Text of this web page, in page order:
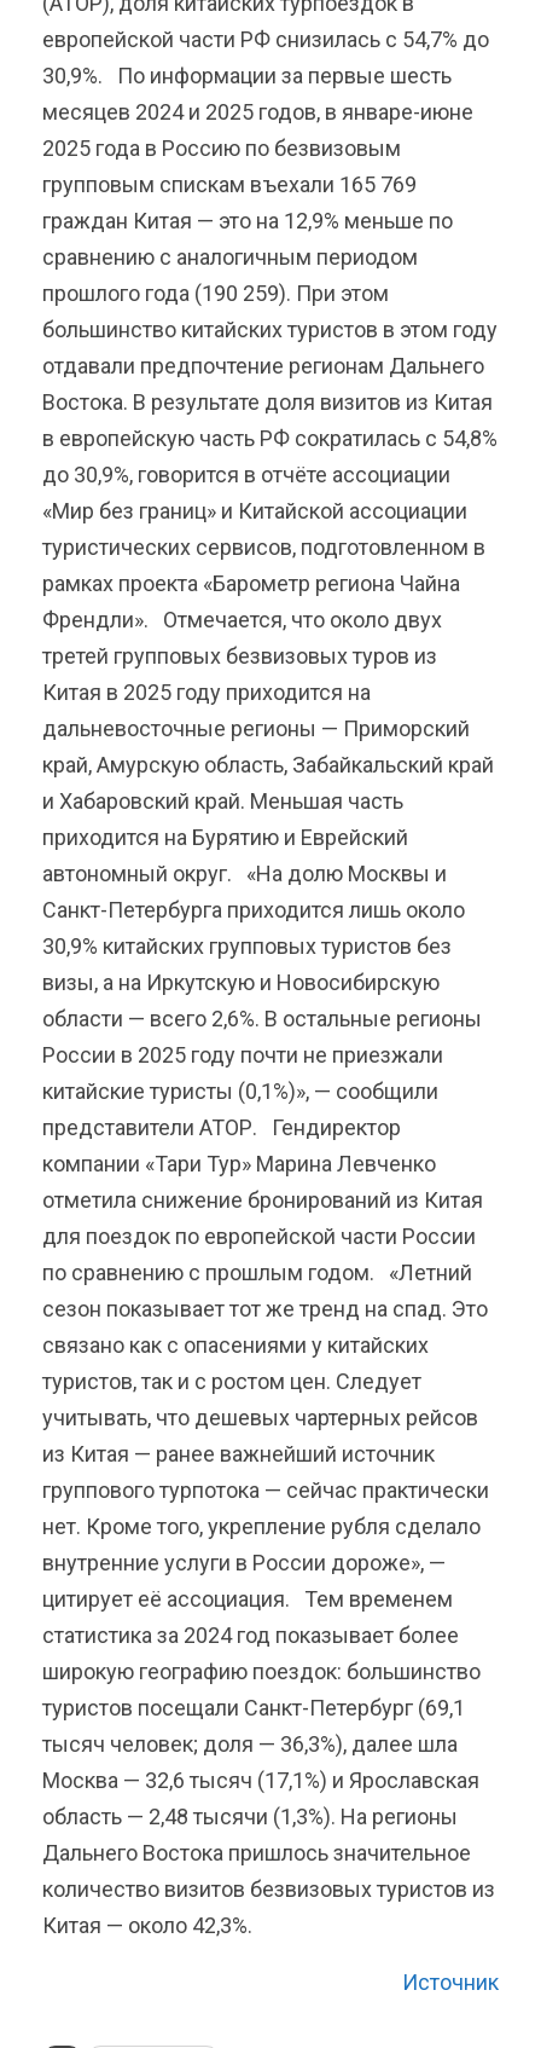
европейской части РФ снизилась с 54,7% до
30,9%. По информации за первые шесть
месяцев 2024 и 2025 годов, в январе-июне
2025 года в Россию по безвизовым
групповым спискам въехали 165 769
граждан Китая — это на 12,9% меньше по
сравнению с аналогичным периодом
прошлого года (190 259). При этом
большинство китайских туристов в этом году
отдавали предпочтение регионам Дальнего
Востока. В результате доля визитов из Китая
в европейскую часть РФ сократилась с 54,8%
до 30,9%, говорится в отчёте ассоциации
«Мир без границ» и Китайской ассоциации
туристических сервисов, подготовленном в
рамках проекта «Барометр региона Чайна
Френдли». Отмечается, что около двух
третей групповых безвизовых туров из
Китая в 2025 году приходится на
дальневосточные регионы — Приморский
край, Амурскую область, Забайкальский край
и Хабаровский край. Меньшая часть
приходится на Бурятию и Еврейский
автономный округ. «На долю Москвы и
Санкт-Петербурга приходится лишь около
30,9% китайских групповых туристов без
визы, а на Иркутскую и Новосибирскую
области — всего 2,6%. В остальные регионы
России в 2025 году почти не приезжали
китайские туристы (0,1%)», — сообщили
представители АТОР. Гендиректор
компании «Тари Тур» Марина Левченко
отметила снижение бронирований из Китая
для поездок по европейской части России
по сравнению с прошлым годом. «Летний
сезон показывает тот же тренд на спад. Это
связано как с опасениями у китайских
туристов, так и с ростом цен. Следует
учитывать, что дешевых чартерных рейсов
из Китая — ранее важнейший источник
группового турпотока — сейчас практически
нет. Кроме того, укрепление рубля сделало
внутренние услуги в России дороже», —
цитирует её ассоциация. Тем временем
статистика за 2024 год показывает более
широкую географию поездок: большинство
туристов посещали Санкт-Петербург (69,1
тысяч человек; доля — 36,3%), далее шла
Москва — 32,6 тысяч (17,1%) и Ярославская
область — 2,48 тысячи (1,3%). На регионы
Дальнего Востока пришлось значительное
количество визитов безвизовых туристов из
Китая — около 42,3%.
Источник